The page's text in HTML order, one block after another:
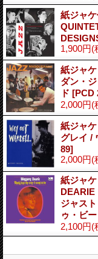
紙ジャ
1,900円(
紙ジャ
ダン・
ド [PCD
2,000円(
紙ジャ
グレイ /
89]
2,000円(
紙ジャ
DEARIE
ジャス
ゥ・ビー
2,100円(